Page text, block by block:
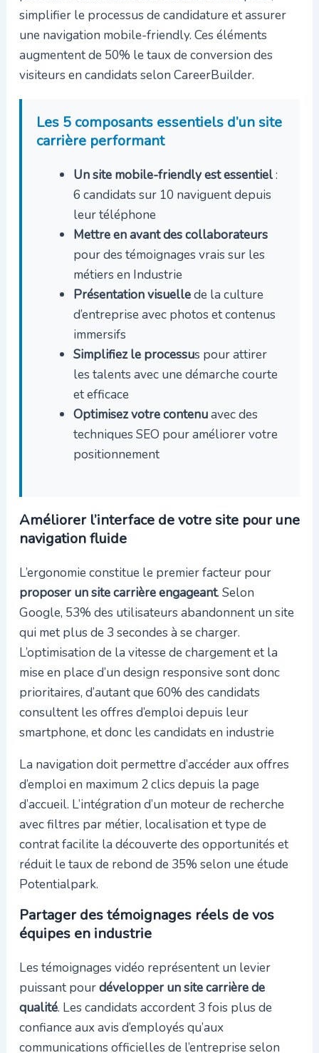
simplifier le processus de candidature et assurer
une navigation mobile-friendly. Ces éléments
augmentent de 50% le taux de conversion des
visiteurs en candidats selon CareerBuilder.
Les 5 composants essentiels d’un site
carrière performant
Un site mobile-friendly est essentiel:
6 candidats sur 10 naviguent depuis
leur téléphone
Mettre en avant des collaborateurs
pour des témoignages vrais sur les
métiers en Industrie
Présentation visuellede la culture
d’entreprise avec photos et contenus
immersifs
Simplifiez le processus pour attirer
les talents avec une démarche courte
et efficace
Optimisez votre contenuavec des
techniques SEO pour améliorer votre
positionnement
Améliorer l’interface de votre site pour une
navigation fluide
L’ergonomie constitue le premier facteur pour
proposer un site carrière engageant. Selon
Google, 53% des utilisateurs abandonnent un site
qui met plus de 3 secondes à se charger.
L’optimisation de la vitesse de chargement et la
mise en place d’un design responsive sont donc
prioritaires, d’autant que 60% des candidats
consultent les offres d’emploi depuis leur
smartphone, et donc les candidats en industrie
La navigation doit permettre d’accéder aux offres
d’emploi en maximum 2 clics depuis la page
d’accueil. L’intégration d’un moteur de recherche
avec filtres par métier, localisation et type de
contrat facilite la découverte des opportunités et
réduit le taux de rebond de 35% selon une étude
Potentialpark.
Partager des témoignages réels de vos
équipes en industrie
Les témoignages vidéo représentent un levier
puissant pourdévelopper un site carrière de
qualité. Les candidats accordent 3 fois plus de
confiance aux avis d’employés qu’aux
communications officielles de l’entreprise selon